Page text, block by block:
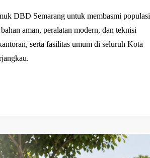
DBD Semarang untuk membasmi populasi
aman, peralatan modern, dan teknisi
serta fasilitas umum di seluruh Kota